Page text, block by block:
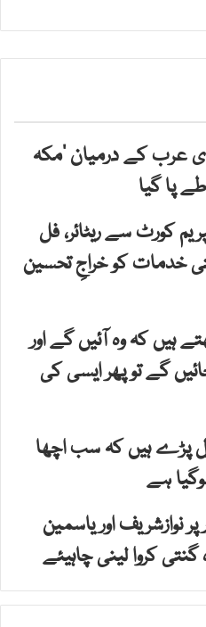
عرب کے درمیان ’مکہ
پا گیا
کورٹ سے ریٹائر، فل
خدمات کو خراجِ تحسین
ہیں کہ وہ آئیں گے اور
گے تو پھر ایسی کی
پڑے ہیں کہ سب اچھا
ہے
نوازشریف اور یاسمین
کروا لینی چاہیئے